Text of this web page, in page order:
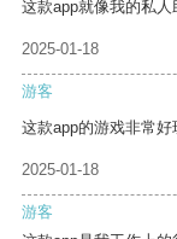
这款app就像我的私人
2025-01-18
游客
这款app的游戏非常好
2025-01-18
游客